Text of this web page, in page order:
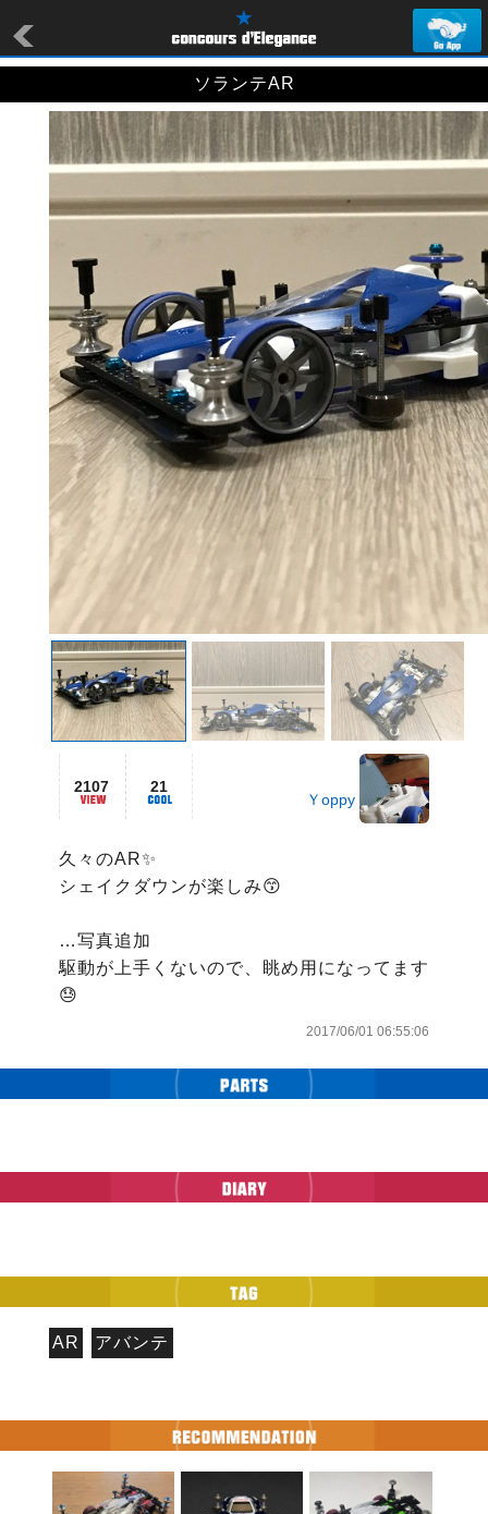
ソランテAR
2107 21
Ｙoppy
久々のAR✨
シェイクダウンが楽しみ😙
…写真追加
駆動が上手くないので、眺め用になってます
😓
2017/06/01 06:55:06
AR アバンテ